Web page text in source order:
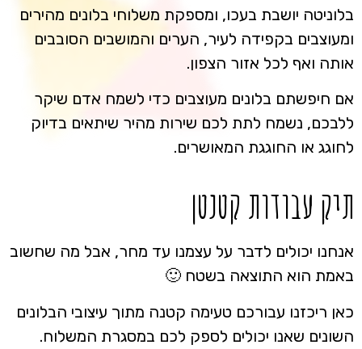
בלוניטה יושבת בעכו, ומספקת משלוחי בלונים מהירים
ומעוצבים בקפידה לעיר, הערים והמושבים הסובבים
אותה ואף לכל אזור הצפון.
אם חיפשתם בלונים מעוצבים כדי לשמח אדם שיקר
ללבכם, נשמח לתת לכם שירות מהיר שיתאים בדיוק
לחוגג או החוגגת המאושרים.
תיק עבודות קטנטן
אנחנו יכולים לדבר על עצמנו עד מחר, אבל מה שחשוב
באמת הוא התוצאה בשטח 🙂
כאן ריכזנו עבורכם טעימה קטנה מתוך עיצובי הבלונים
השונים שאנו יכולים לספק לכם במסגרת המשלוח.